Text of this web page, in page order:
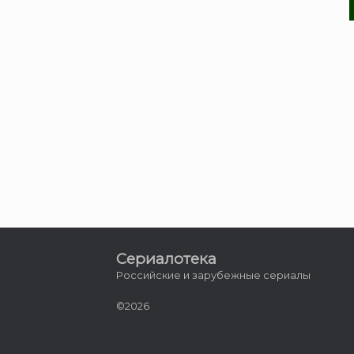
Сериалотека
Российские и зарубежные сериалы
©2026